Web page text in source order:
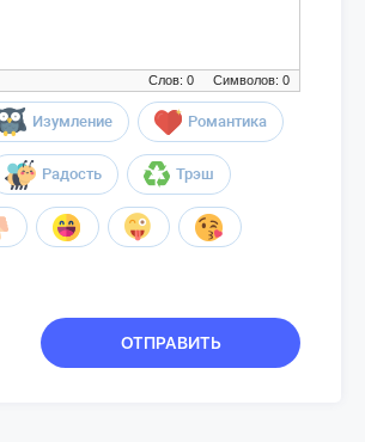
Символов: 0
Слов: 0
Изумление Романтика
Радость Трэш
ОТПРАВИТЬ